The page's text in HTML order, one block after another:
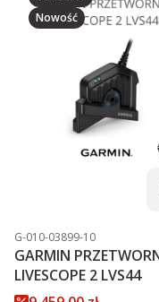
Nowość
Kod produktu
G-010-03899-10
GARMIN
LIVESCOPE 2 LVS44